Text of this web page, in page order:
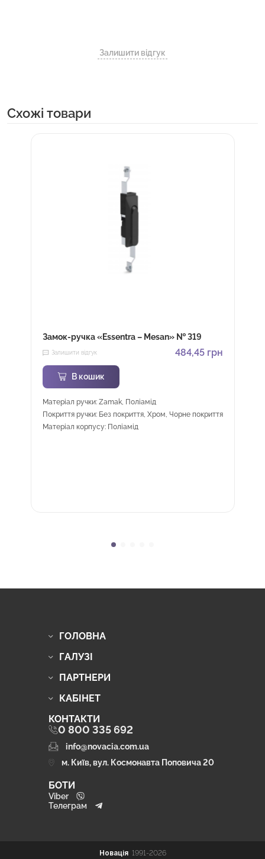
Залишити відгук
Cхожі товари
Замок-ручка «Essentra – Mesan» № 319
Залишити відгук 484,45 грн
В кошик
Матеріал ручки: Zamak, Поліамід
Покриття ручки: Без покриття, Хром, Чорне покриття
Матеріал корпусу: Поліамід
ГОЛОВНА
ГАЛУЗІ
ПАРТНЕРИ
КАБІНЕТ
КОНТАКТИ
0 800 335 692
info@novacia.com.ua
м. Київ, вул. Космонавта Поповича 20
БОТИ
Viber
Телеграм
Новація 1991-2026